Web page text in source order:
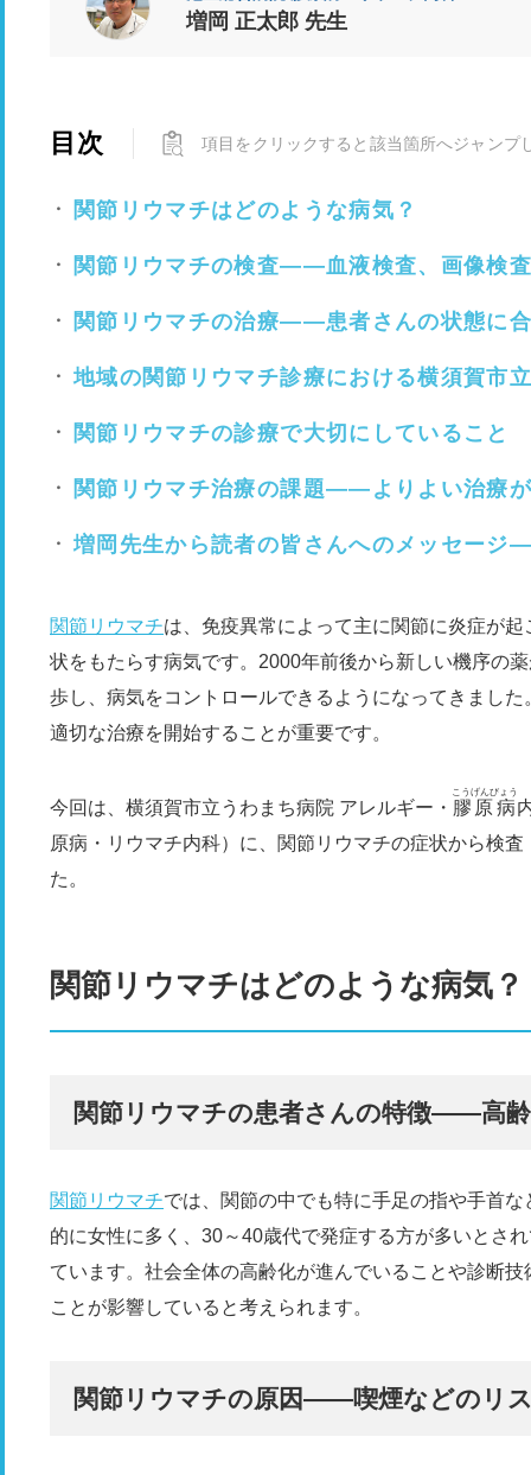
増岡 正太郎 先生
目次 項目をクリックすると該当箇所へジャンプ
関節リウマチはどのような病気？
関節リウマチの検査――血液検査、画像検
関節リウマチの治療――患者さんの状態に
地域の関節リウマチ診療における横須賀市
関節リウマチの診療で大切にしていること
関節リウマチ治療の課題――よりよい治療
増岡先生から読者の皆さんへのメッセー
関節リウマチは、免疫異常によって主に関節に炎症が
状をもたらす病気です。2000年前後から新しい機序の
歩し、病気をコントロールできるようになってきまし
適切な治療を開始することが重要です。
今回は、横須賀市立うわまち病院 アレ ルギー・ 膠 原病
こうげんびょう
原病・リウマチ内科）に、関節リウマチの症状から検
た。
関節リウマチはどのような病気？
関節リウマチの患者さんの特徴――高
関節リウマチでは、関節の中でも特に手足の指や手首
的に女性に多く、30～40歳代で発症する方が多いとさ
ています。社会全体の高齢化が進んでいることや診断
ことが影響していると考えられます。
関節リウマチの原因――喫煙などのリ